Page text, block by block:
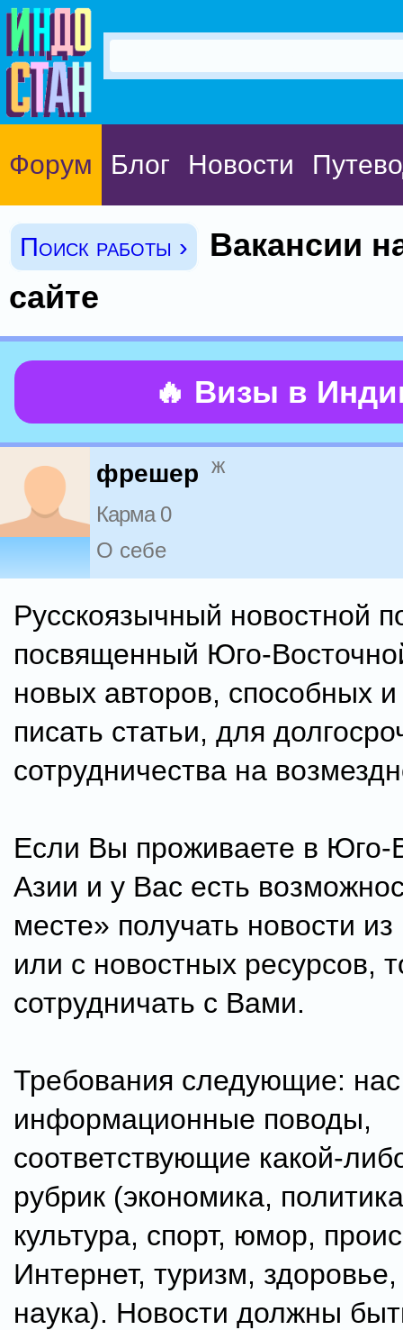
Форум Блог Новости
Поиск работы ›
Вакансии
сайте
🔥 Визы в
фрешер ж
Карма 0
О себе
Русскоязычный новостной
посвященный Юго-
новых авторов, способных и
писать статьи, для
сотрудничества на
Если Вы проживаете в Юго-
Азии и у Вас есть
месте» получать новости
или с новостных ресурсов,
сотрудничать с Вами.
Требования следующие:
информационные поводы,
соответствующие какой-
рубрик (экономика,
культура, спорт, юмор,
Интернет, туризм,
наука). Новости должны